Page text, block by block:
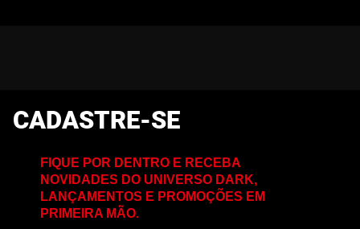
CADASTRE-SE
FIQUE POR DENTRO E RECEBA
NOVIDADES DO UNIVERSO DARK,
LANÇAMENTOS E PROMOÇÕES EM
PRIMEIRA MÃO.